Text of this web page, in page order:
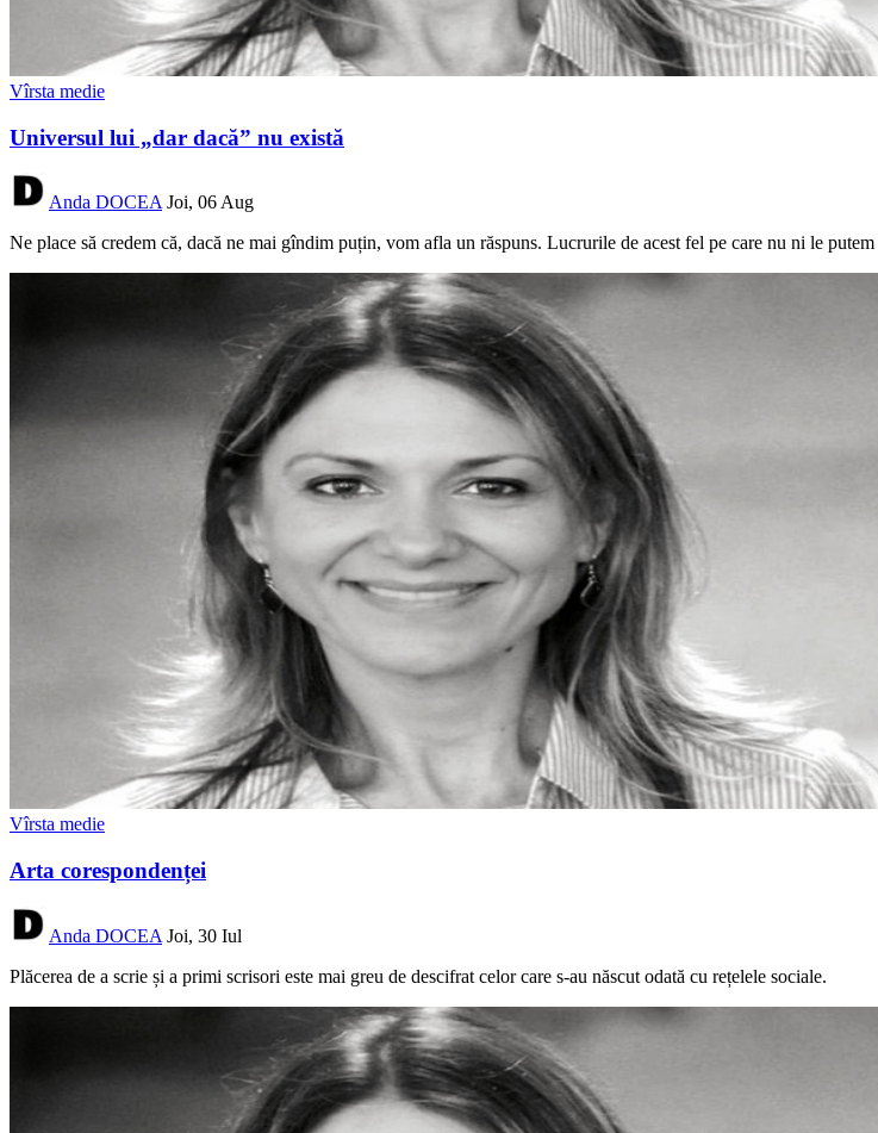
Vîrsta medie
Universul lui „dar dacă” nu există
Anda DOCEA Joi, 06 Aug
Ne place să credem că, dacă ne mai gîndim puțin, vom afla un răspuns. Lucrurile de acest fel pe care nu ni le
Vîrsta medie
Arta corespondenței
Anda DOCEA Joi, 30 Iul
Plăcerea de a scrie și a primi scrisori este mai greu de descifrat celor care s-au născut odată cu rețelele sociale.